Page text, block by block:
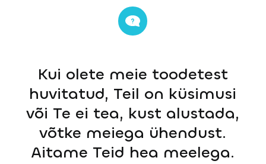
Kui olete meie toodetest
huvitatud, Teil on küsimusi
või Te ei tea, kust alustada,
võtke meiega ühendust.
Aitame Teid hea meelega.